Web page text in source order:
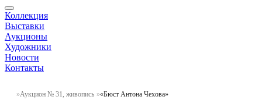
Коллекция
Выставки
Аукционы
Художники
Новости
Контакты
Аукцион № 31, живопись «Бюст Антона Чехова»